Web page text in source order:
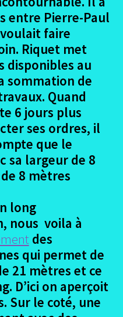
Ouvrir
le
Ouvrir
le
menu
Ouvrir
menu
entre Pierre-Paul
faire
Riquet met
disponibles au
sommation de
Quand
6 jours plus
ses ordres, il
que le
sa largeur de 8
8 mètres
long
nous voila à
des
qui permet de
21 mètres et ce
D’ici on aperçoit
Sur le coté, une